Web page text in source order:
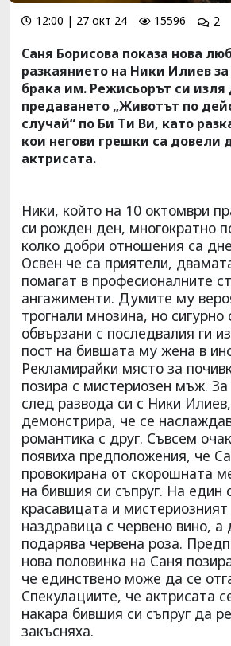
12:00 | 27 окт 24 15596
2
Саня Борисова показа нова
разкаянието на Ники Илиев
брака им. Режисьорът си
предаването „Животът по
случай“ по Би Ти Ви, като
кои негови грешки са довели
актрисата.
Ники, който на 10 октомври
си рожден ден, многократно
колко добри отношения са
Освен че са приятели,
помагат в професионалните
ангажименти. Думите му
трогнали мнозина, но сигурно
обвързани с последвалия ги
пост на бившата му жена в
Рекламирайки място за
позира с мистериозен мъж.
след развода си с Ники
демонстрира, че се
романтика с друг. Съвсем
появиха предположения, че
провокирана от скорошната
на бившия си съпруг. На един
красавицата и
наздравица с червено вино, а
подарява червена роза.
нова половинка на Саня
че единствено може да се
Спекулациите, че актрисата
накара бившия си съпруг да
закъсняха.